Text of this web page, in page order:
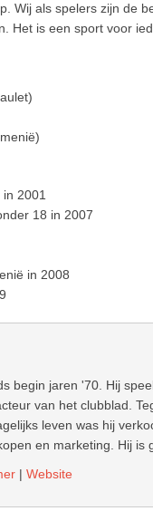
Wij als spelers zijn de
Het is een sport voor
2001
18 in 2007
in 2008
begin jaren '70. Hij
van het clubblad.
leven was hij
en marketing. Hij is
| Website